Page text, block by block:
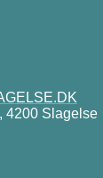
4200 Slagelse